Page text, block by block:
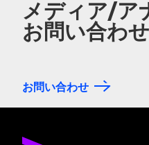
メディア/ア
お問い合わ
お問い合わせ